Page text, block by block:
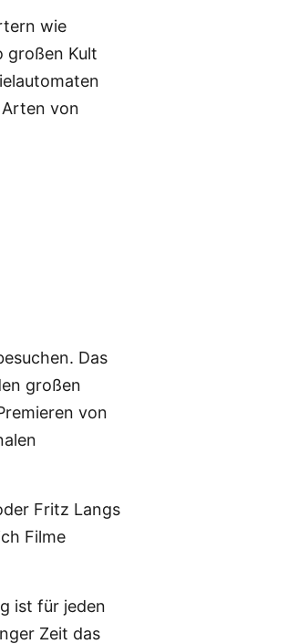
wie
großen Kult
von
Das
großen
von
Fritz Langs
Filme
ist für jeden
Zeit das